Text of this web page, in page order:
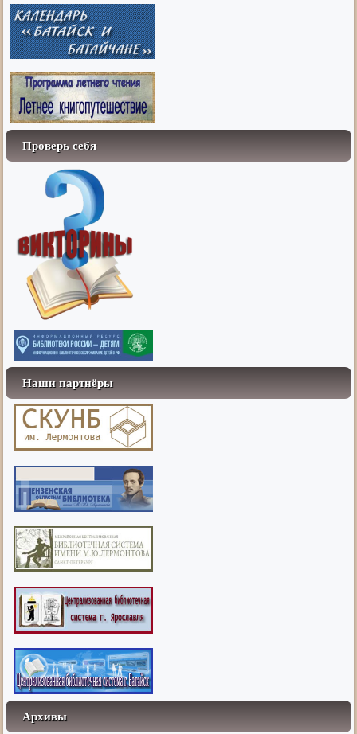
Проверь себя
Наши партнёры
Архивы